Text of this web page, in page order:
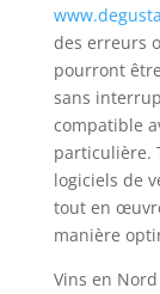
des erreurs
pourront
sans
compatible
particulière.
logiciels de
tout en
manière
Vins en